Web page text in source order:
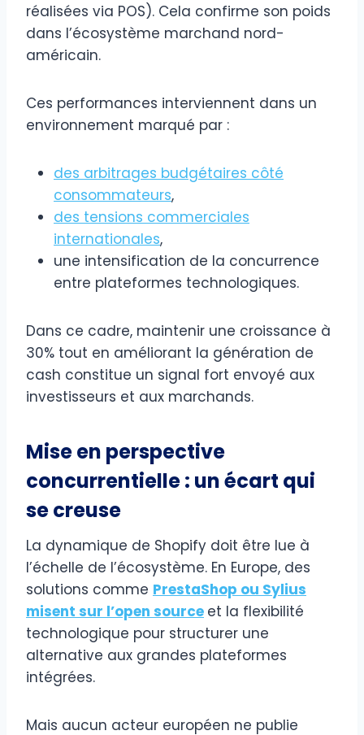
réalisées via POS). Cela confirme son poids
dans l’écosystème marchand nord-
américain.
Ces performances interviennent dans un
environnement marqué par :
des arbitrages budgétaires côté
consommateurs,
des tensions commerciales
internationales,
une intensification de la concurrence
entre plateformes technologiques.
Dans ce cadre, maintenir une croissance à
30% tout en améliorant la génération de
cash constitue un signal fort envoyé aux
investisseurs et aux marchands.
Mise en perspective
concurrentielle : un écart qui
se creuse
La dynamique de Shopify doit être lue à
l’échelle de l’écosystème. En Europe, des
solutions comme PrestaShop ou Sylius
misent sur l’open source et la flexibilité
technologique pour structurer une
alternative aux grandes plateformes
intégrées.
Mais aucun acteur européen ne publie